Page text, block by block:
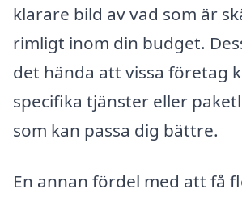
klarare bild av vad som är
rimligt inom din budget.
det hända att vissa företag
specifika tjänster eller
som kan passa dig bättre.
En annan fördel med att få